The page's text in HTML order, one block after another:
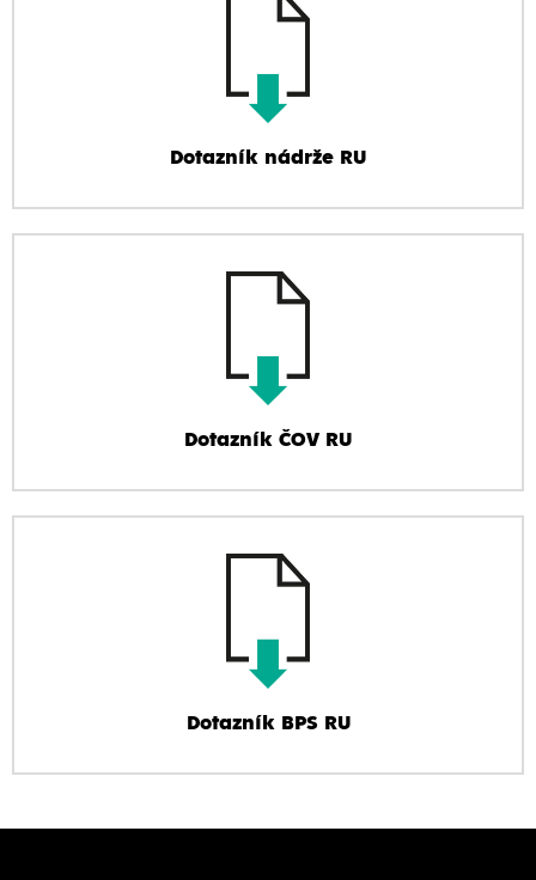
Dotazník nádrže RU
Dotazník ČOV RU
Dotazník BPS RU